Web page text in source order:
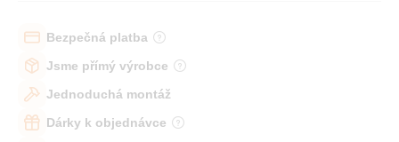
Bezpečná platba
Jsme přímý výrobce
Jednoduchá montáž
Dárky k objednávce